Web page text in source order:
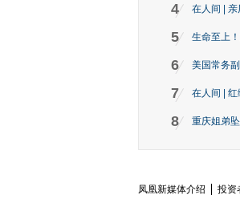
4 在人间 |
5 生命至上
6 美国常务
7 在人间 |
8 重庆姐弟
凤凰新媒体介绍 投资